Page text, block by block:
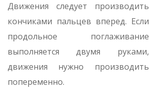
Движения следует производить
кончиками пальцев вперед. Если
продольное поглаживание
выполняется двумя руками,
движения нужно производить
попеременно.